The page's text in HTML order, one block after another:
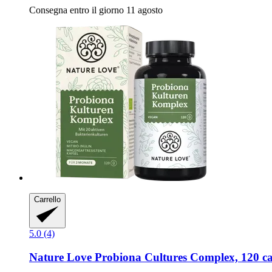
Consegna entro il giorno 11 agosto
Carrello
5.0 (4)
Nature Love Probiona Cultures Complex, 120